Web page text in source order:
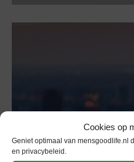
Cookies op
Geniet optimaal van mensgoodlife.nl
en privacybeleid.